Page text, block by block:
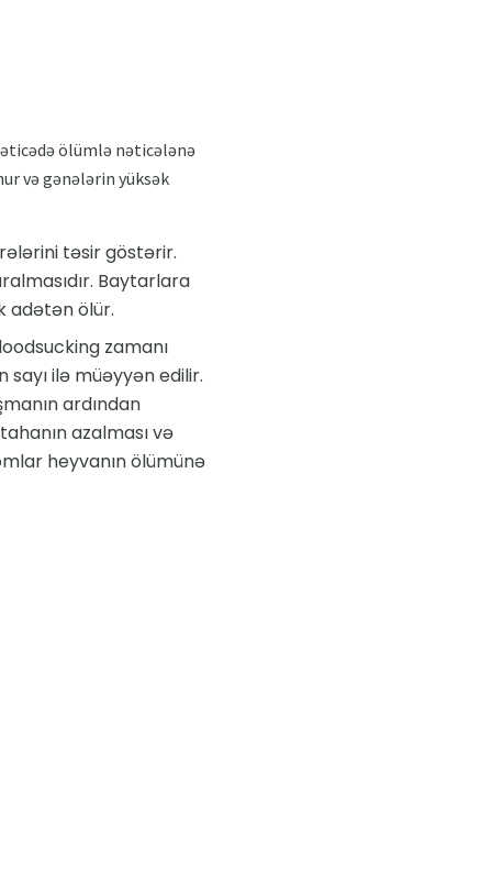
ölümlə nəticələnə
və gənələrin yüksək
təsir göstərir.
Baytarlara
adətən ölür.
zamanı
ilə müəyyən edilir.
ardından
azalması və
heyvanın ölümünə